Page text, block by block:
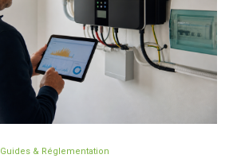
Guides & Réglementation